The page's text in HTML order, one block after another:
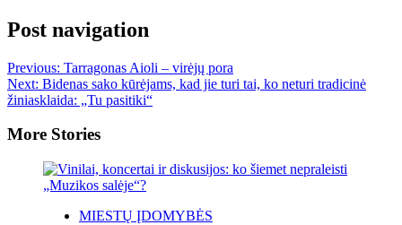
Post navigation
Previous: Tarragonas Aioli – virėjų pora
Next: Bidenas sako kūrėjams, kad jie turi tai, ko neturi tradicinė
žiniasklaida: „Tu pasitiki“
More Stories
MIESTŲ ĮDOMYBĖS